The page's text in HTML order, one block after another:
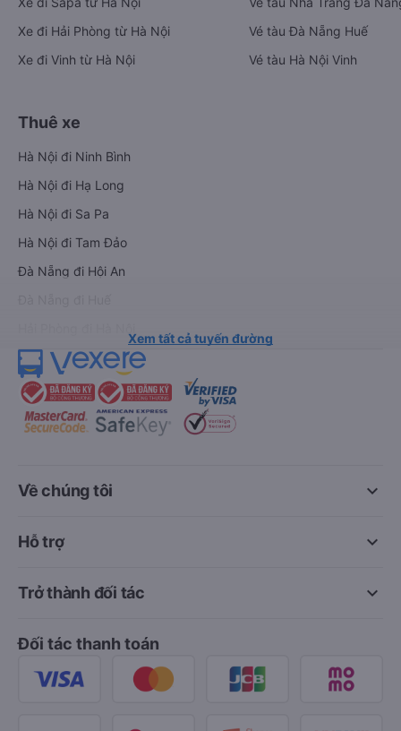
Xe đi Hải Phòng từ Hà Nội
Xe đi Vinh từ Hà Nội
Vé tàu Đà Nẵng Huế
Vé tàu Hà Nội Vinh
Thuê xe
Hà Nội đi Ninh Bình
Hà Nội đi Hạ Long
Hà Nội đi Sa Pa
Hà Nội đi Tam Đảo
Đà Nẵng đi Hội An
Xem tất cả tuyến đường
keyboard_arrow_down
Về chúng tôi
keyboard_arrow_down
Hỗ trợ
keyboard_arrow_down
Trở thành đối tác
Đối tác thanh toán